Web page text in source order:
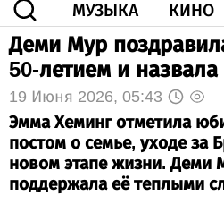
$ € Нефть
МУЗЫКА КИНО
ЗДОРОВЬЕ КОРОНА
ВИДЕО
Деми Мур
50-летием и назвала
19 Июня 2026, 05:43
Эмма Хеминг отметила
постом о семье, уходе за
новом этапе жизни. Деми
поддержала её теплыми